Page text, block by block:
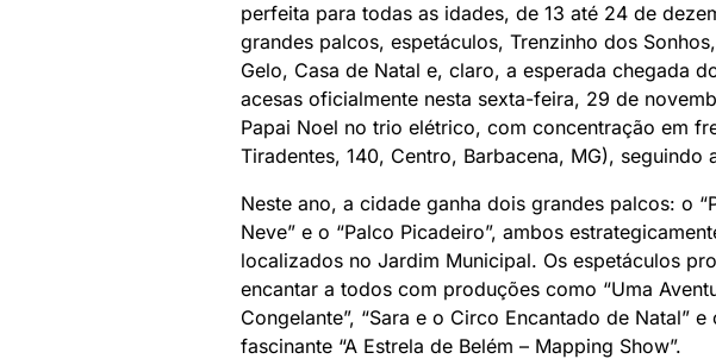
perfeita para todas as idades, de 13 até 24 de
grandes palcos, espetáculos, Trenzinho dos
Gelo, Casa de Natal e, claro, a esperada chegada
acesas oficialmente nesta sexta-feira, 29 de
Papai Noel no trio elétrico, com concentração em
Tiradentes, 140, Centro, Barbacena, MG), seguindo
Neste ano, a cidade ganha dois grandes palcos: o
Neve” e o “Palco Picadeiro”, ambos
localizados no Jardim Municipal. Os espetáculos
encantar a todos com produções como “Uma
Congelante”, “Sara e o Circo Encantado de Natal” e
fascinante “A Estrela de Belém – Mapping Show”.